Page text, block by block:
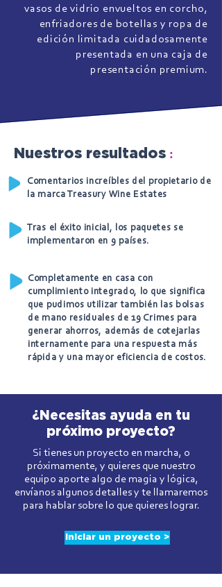
vasos de vidrio envueltos en corcho,
enfriadores de botellas y ropa de
edición limitada cuidadosamente
presentada en una caja de
presentación premium.
Nuestros resultados :
Comentarios increíbles del propietario de
la marca Treasury Wine Estates
Tras el éxito inicial, los paquetes se
implementaron en 9 países.
Completamente en casa con
cumplimiento integrado, lo que significa
que pudimos utilizar también las bolsas
de mano residuales de 19 Crimes para
generar ahorros, además de cotejarlas
internamente para una respuesta más
rápida y una mayor eficiencia de costos.
¿Necesitas ayuda en tu
próximo proyecto?
Si tienes un proyecto en marcha, o
próximamente, y quieres que nuestro
equipo aporte algo de magia y lógica,
envíanos algunos detalles y te llamaremos
para hablar sobre lo que quieres lograr.
Iniciar un proyecto >